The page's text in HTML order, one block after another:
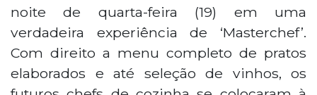
noite de quarta-feira (19) em uma
verdadeira experiência de ‘Masterchef’.
Com direito a menu completo de pratos
elaborados e até seleção de vinhos, os